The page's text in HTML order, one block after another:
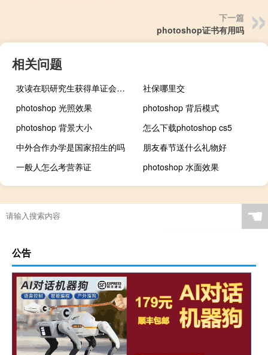
下一篇
photoshop证书有用吗
相关问题
攻读在职研究生获得单证会受到企业认可吗
社保哪里交
photoshop 光照效果
photoshop 背后模式
photoshop 背景大小
怎么下载photoshop cs5
中外合作办学是国家招生的吗
朋友春节送什么礼物好
一般人怎么考营养证
photoshop 水面效果
☚
公告